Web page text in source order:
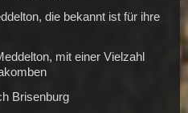
die bekannt ist für ihre
mit einer Vielzahl
Brisenburg